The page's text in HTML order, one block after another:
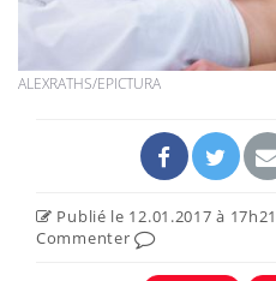
ALEXRATHS/EPICTURA
Publié le 12.01.2017 à 17h21
Commenter